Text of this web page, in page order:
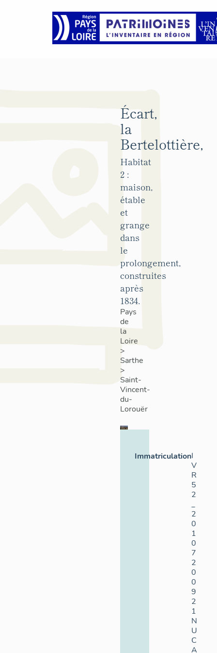
Écart,
la
Bertelottière,
Habitat
2 :
maison,
étable
et
grange
dans
le
prolongement,
construites
après
1834.
Pays
de
la
Loire
>
Sarthe
>
Saint-
Vincent-
du-
Lorouër
ImmatriculationI
V
R
5
2
_
2
0
1
0
7
2
0
0
9
2
1
N
U
C
A